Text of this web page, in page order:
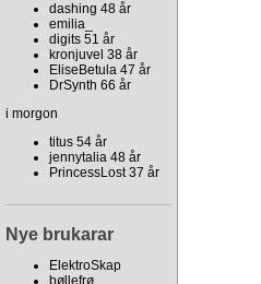
dashing 48 år
emilia_
digits 51 år
kronjuvel 38 år
EliseBetula 47 år
DrSynth 66 år
i morgon
titus 54 år
jennytalia 48 år
PrincessLost 37 år
Nye brukarar
ElektroSkap
bøllefrø